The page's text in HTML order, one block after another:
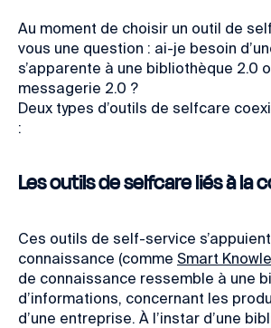
Au moment de choisir un outil de
vous une question : ai-je besoin
s’apparente à une bibliothèque 2.0
messagerie 2.0 ?
Deux types d’outils de selfcare
:
Les outils de selfcare liés à la
Ces outils de self-service
connaissance (comme Smart
de connaissance ressemble à une
d’informations, concernant les
d’une entreprise. À l’instar d’une